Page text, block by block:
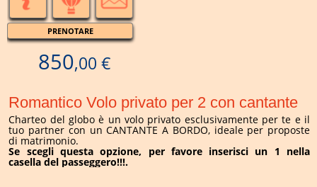
PRENOTARE
850,00 €
Romantico Volo privato per 2 con cantante
Charteo del globo è un volo privato esclusivamente per te e il
tuo partner con un CANTANTE A BORDO, ideale per proposte
di matrimonio.
Se scegli questa opzione, per favore inserisci un 1 nella
casella del passeggero!!!.